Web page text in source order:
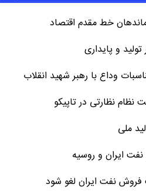
خط مقدم اقتصاد
و پایداری
وداع با رهبر شهید انقلاب
نظام نظارتی در تاپیکو
ملی
نفت ایران لغو شود